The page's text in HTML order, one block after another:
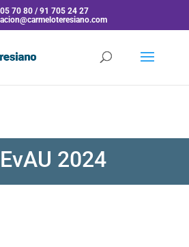
70 80 / 91 705 24 27
EvAU 2024